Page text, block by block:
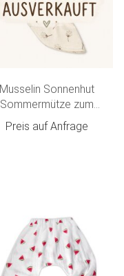
Musselin Sonnenhut
Sommermütze zum
"Pusteblumen"
beige
Preis auf Anfrage